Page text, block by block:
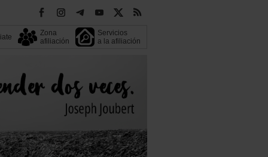
Zona
afiliación
Servicios
a la afiliación